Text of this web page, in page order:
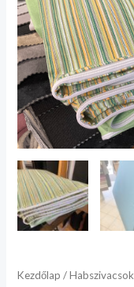
Kezdőlap /Habszivacsok